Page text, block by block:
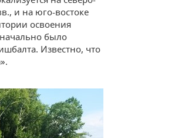
и на юго-востоке
освоения
было
Известно, что